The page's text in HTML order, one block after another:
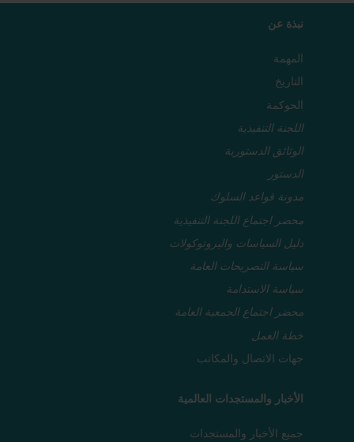
نبذة عن
المهمة
التاريخ
الحوكمة
اللجنة التنفيذية
الوثائق الدستورية
الدستور
مدونة قواعد السلوك
محضر اجتماع اللجنة التنفيذية
دليل السياسات والبروتوكولات
سياسة التصريحات العامة
سياسة الاستدامة
محضر اجتماع الجمعية العامة
خطة العمل
جهات الاتصال والمكاتب
الأخبار والمستجدات العالمية
جميع الأخبار والمستجدات